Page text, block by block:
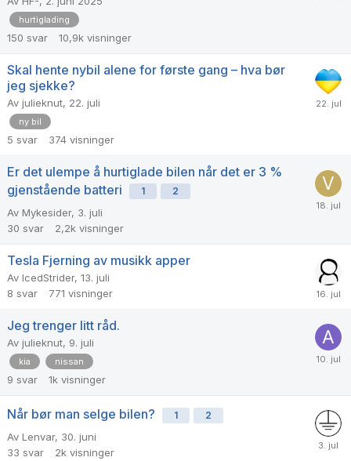
hurtiglading
150 svar 10,9k visninger
Skal hente nybil alene for første gang – hva bør
jeg sjekke?
Av julieknut, 22. juli
ny bil
5 svar 374 visninger
Er det ulempe å hurtiglade bilen når det er 3 %
gjenstående batteri
1 2
Av Mykesider, 3. juli
30 svar 2,2k visninger
Tesla Fjerning av musikk apper
Av IcedStrider, 13. juli
8 svar 771 visninger
Jeg trenger litt råd.
Av julieknut, 9. juli
kia nissan
9 svar 1k visninger
Når bør man selge bilen? 1 2
Av Lenvar, 30. juni
33 svar 2k visninger